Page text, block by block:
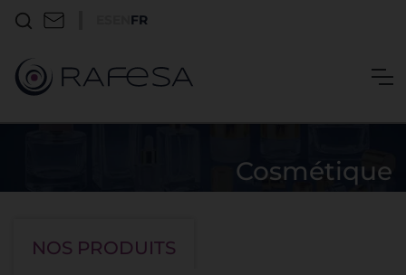
FR
Cosmétique
NOS PRODUITS